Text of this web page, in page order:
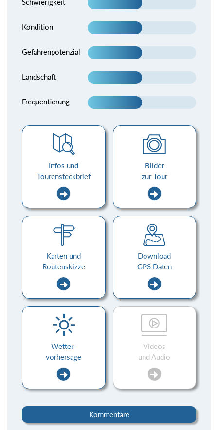
Kondition
Gefahrenpotenzial
Landschaft
Frequentierung
Infos und
Tourensteckbrief
Bilder
zur Tour
Karten und
Routenskizze
Download
GPS Daten
Wetter-
vorhersage
Videos
und Audio
Kommentare